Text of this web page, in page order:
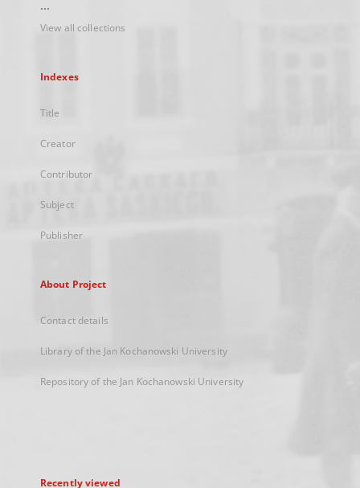
...
View all collections
Indexes
Title
Creator
Contributor
Subject
Publisher
About Project
Contact details
Library of the Jan Kochanowski University
Repository of the Jan Kochanowski University
Recently viewed